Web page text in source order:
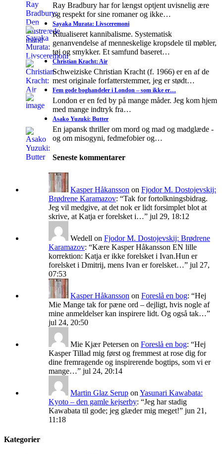
Ray Bradbury har for længst optjent uvisnelig ære
og respekt for sine romaner og ikke…
Sayaka Murata: Livsceremoni
Ritualiseret kannibalisme. Systematisk
genanvendelse af menneskelige kropsdele til møbler,
tøj og smykker. Et samfund baseret…
Christian Kracht: Air
Schweiziske Christian Kracht (f. 1966) er en af de
mest originale forfatterstemmer, jeg er stødt…
Fem gode boghandeler i London – som ikke er…
London er en fed by på mange måder. Jeg kom hjem
med mange indtryk fra…
Asako Yuzuki: Butter
En japansk thriller om mord og mad og madglæde -
og om misogyni, fedmefobier og…
Seneste kommentarer
Kasper Håkansson on Fjodor M. Dostojevskij:
Brødrene Karamazov: “Tak for fortolkningsbidrag.
Jeg vil medgive, at det nok er lidt forsimplet blot at
skrive, at Katja er forelsket i…” jul 29, 18:12
Wedell on Fjodor M. Dostojevskij: Brødrene
Karamazov: “Kære Kasper Håkansson EN lille
korrektion: Katja er ikke forelsket i Ivan.Hun er
forelsket i Dmitrij, mens Ivan er forelsket…” jul 27,
07:53
Kasper Håkansson on Foreslå en bog: “Hej
Mie Mange tak for pæne ord – dejligt, hvis nogle af
mine anmeldelser kan inspirere lidt. Og også tak…”
jul 24, 20:50
Mie Kjær Petersen on Foreslå en bog: “Hej
Kasper Tillad mig først og fremmest at rose dig for
dine fremragende og inspirerende bogtips, som vi er
mange…” jul 24, 20:14
Martin Glaz Serup onYasunari Kawabata:
Kyoto – den gamle kejserby: “Jeg har stadig
Kawabata til gode; jeg glæder mig meget!” jun 21,
11:18
Kategorier